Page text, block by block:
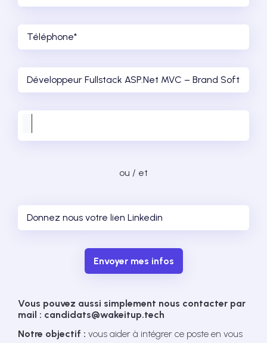
ou / et
Envoyer mes infos
Vous pouvez aussi simplement nous contacter par
mail : candidats@wakeitup.tech
Notre objectif : vous aider à intégrer ce poste en vous